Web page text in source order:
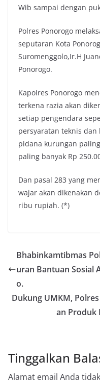
Wib sampai dengan
Polres Ponorogo
seputaran Kota
Suromenggolo,Ir.H
Ponorogo.
Kapolres Ponorogo
terkena razia akan
setiap pengendara
persyaratan teknis
pidana kurungan
paling banyak Rp
Dan pasal 283 yang
wajar akan dikenakan
ribu rupiah. (*)
Bhabinkamtibmas
uran Bantuan Sosial
o.
Dukung UMKM,
an Produk
Tinggalkan
Alamat email Anda